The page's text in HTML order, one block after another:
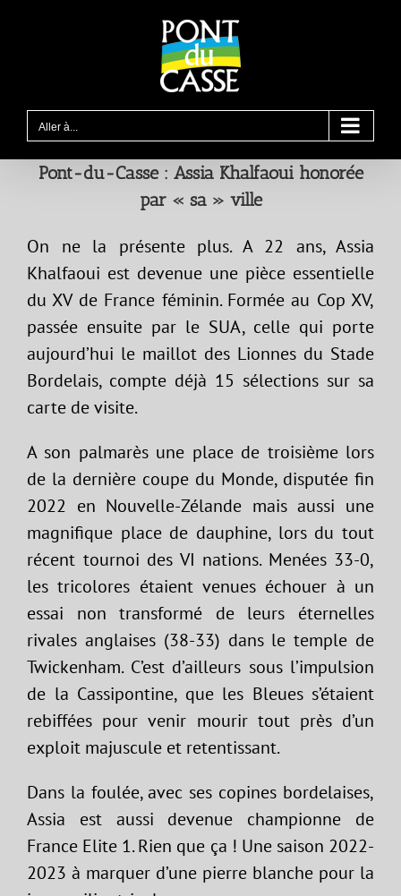
Aller à...
Pont-du-Casse : Assia Khalfaoui honorée
par « sa » ville
On ne la présente plus. A 22 ans, Assia
Khalfaoui est devenue une pièce essentielle
du XV de France féminin. Formée au Cop XV,
passée ensuite par le SUA, celle qui porte
aujourd’hui le maillot des Lionnes du Stade
Bordelais, compte déjà 15 sélections sur sa
carte de visite.
A son palmarès une place de troisième lors
de la dernière coupe du Monde, disputée fin
2022 en Nouvelle-Zélande mais aussi une
magnifique place de dauphine, lors du tout
récent tournoi des VI nations. Menées 33-0,
les tricolores étaient venues échouer à un
essai non transformé de leurs éternelles
rivales anglaises (38-33) dans le temple de
Twickenham. C’est d’ailleurs sous l’impulsion
de la Cassipontine, que les Bleues s’étaient
rebiffées pour venir mourir tout près d’un
exploit majuscule et retentissant.
Dans la foulée, avec ses copines bordelaises,
Assia est aussi devenue championne de
France Elite 1. Rien que ça ! Une saison 2022-
2023 à marquer d’une pierre blanche pour la